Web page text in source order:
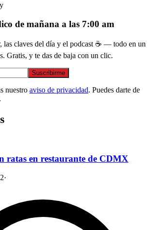
de mañana a las 7:00 am
las claves del día y el podcast ☕ — todo en un
Gratis, y te das de baja con un clic.
Suscribirme
nuestro aviso de privacidad. Puedes darte de
ratas en restaurante de CDMX
·